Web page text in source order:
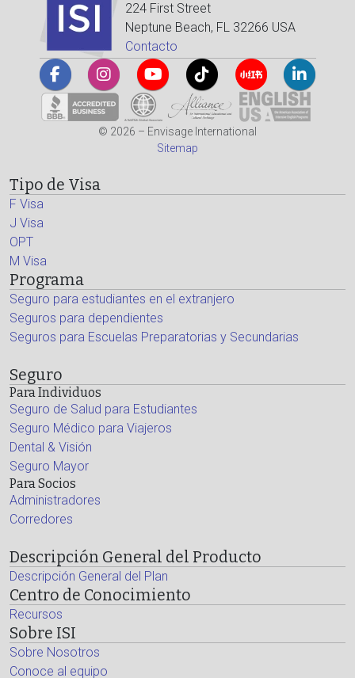
224 First Street
Neptune Beach, FL 32266 USA
Contacto
© 2026 – Envisage International
Sitemap
Tipo de Visa
F Visa
J Visa
OPT
M Visa
Programa
Seguro para estudiantes en el extranjero
Seguros para dependientes
Seguros para Escuelas Preparatorias y Secundarias
Seguro
Para Individuos
Seguro de Salud para Estudiantes
Seguro Médico para Viajeros
Dental & Visión
Seguro Mayor
Para Socios
Administradores
Corredores
Descripción General del Producto
Descripción General del Plan
Centro de Conocimiento
Recursos
Sobre ISI
Sobre Nosotros
Conoce al equipo